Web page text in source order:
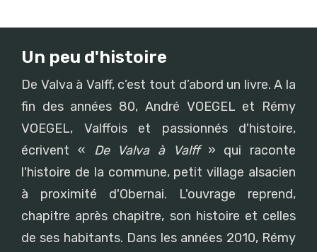
Un peu d'histoire
De Valva à Valff, c’est tout d’abord un livre. A la
fin des années 80, André VOEGEL et Rémy
VOEGEL, Valffois et passionnés d'histoire,
écrivent « De Valva à Valff» qui raconte
l'histoire de la commune, petit village alsacien
à proximité d'Obernai. L'ouvrage reprend,
chapitre après chapitre, son histoire et celles
de ses habitants. Dans les années 2010, Rémy